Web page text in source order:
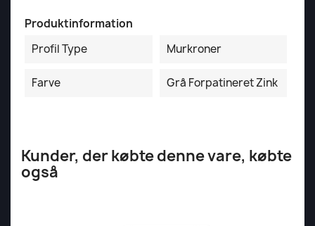
Produktinformation
Profil Type
Murkroner
Farve Grå Forpatineret Zink
Kunder, der købte denne vare, købte
også